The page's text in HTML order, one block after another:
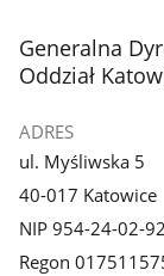
galerii.
stopka
Generalna
Oddział
ADRES
ul. Myśliwska 5
40-017 Katowice
NIP 954-24-02-
Regon